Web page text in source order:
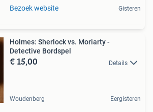
Bezoek website Gisteren
Holmes: Sherlock vs. Moriarty -
Detective Bordspel
€ 15,00 Details
Woudenberg Eergisteren